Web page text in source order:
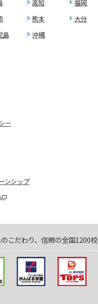
高知
福岡
熊本
大分
島
沖縄
ー
ンシップ
こだわり、信頼の全国1200校